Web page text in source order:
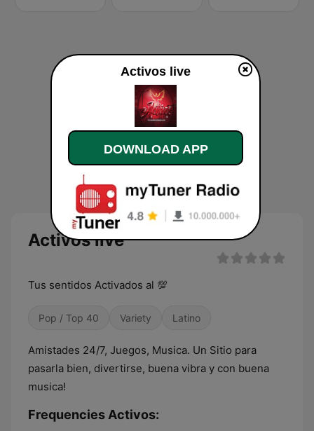
Activos live
Tus sentidos Activados al 💯
Pop / Top 40 Variety Latino
Amistades 24/7, Juegos, Musica. Un Sitio para
pasarla bien, divertirse, buena vibra y con buena
musica!
Frequencies Activos:
Activos live
DOWNLOAD APP